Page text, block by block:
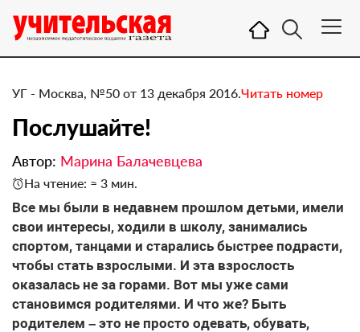
УГ - Москва, №50 от 13 декабря 2016.Читать номер
​Послушайте!
Автор: Марина Балачевцева
На чтение: ≈ 3 мин.
Все мы были в недавнем прошлом детьми, имели
свои интересы, ходили в школу, занимались
спортом, танцами и старались быстрее подрасти,
чтобы стать взрослыми. И эта взрослость
оказалась не за горами. Вот мы уже сами
становимся родителями. И что же? Быть
родителем – это не просто одевать, обувать,